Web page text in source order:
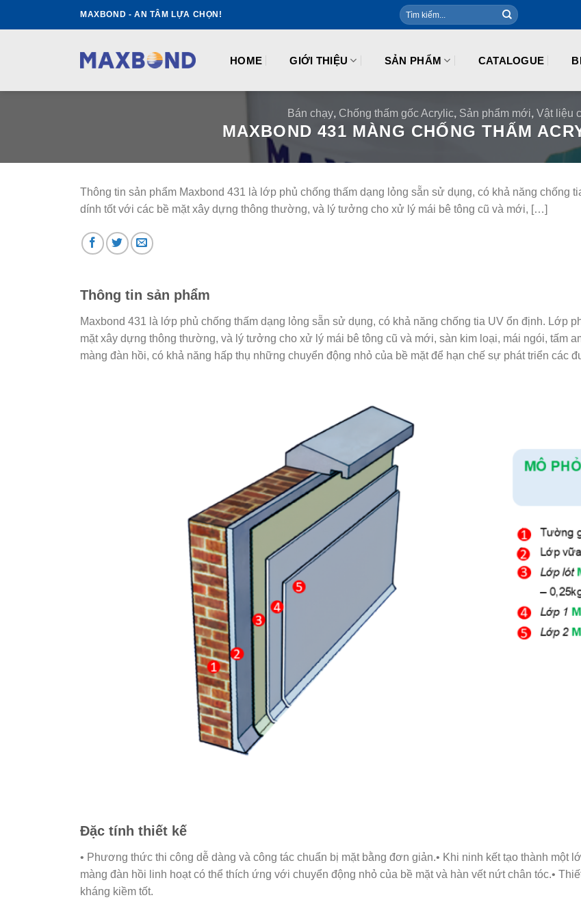
MAXBOND - AN TÂM LỰA CHỌN!
HOME GIỚI THIỆU SẢN PHẨM CATALOGUE
Bán chạy, Chống thấm gốc Acrylic, Sản phẩm mới, Vật liệu
MAXBOND 431 MÀNG CHỐNG THẤM
Thông tin sản phẩm Maxbond 431 là lớp phủ chống thấm dạng lỏng sẵn sử dụng, có khả năng chống
dính tốt với các bề mặt xây dựng thông thường, và lý tưởng cho xử lý mái bê tông cũ và mới, […]
Thông tin sản phẩm
Maxbond 431 là lớp phủ chống thấm dạng lỏng sẵn sử dụng, có khả năng chống tia UV ổn định. Lớp
mặt xây dựng thông thường, và lý tưởng cho xử lý mái bê tông cũ và mới, sàn kim loại, mái ngói, tấm
màng đàn hồi, có khả năng hấp thụ những chuyển động nhỏ của bề mặt để hạn chế sự phát triển các
Đặc tính thiết kế
• Phương thức thi công dễ dàng và công tác chuẩn bị mặt bằng đơn giản.• Khi ninh kết tạo thành một
màng đàn hồi linh hoạt có thể thích ứng với chuyển động nhỏ của bề mặt và hàn vết nứt chân tóc.•
kháng kiềm tốt.